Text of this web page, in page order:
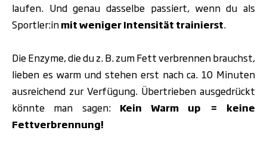
laufen. Und genau dasselbe passiert, wenn du als
Sportler:inmit weniger Intensität trainierst.
Die Enzyme, die du z. B. zum Fett verbrennen brauchst,
lieben es warm und stehen erst nach ca. 10 Minuten
ausreichend zur Verfügung. Übertrieben ausgedrückt
könnte man sagen: Kein Warm up = keine
Fettverbrennung!